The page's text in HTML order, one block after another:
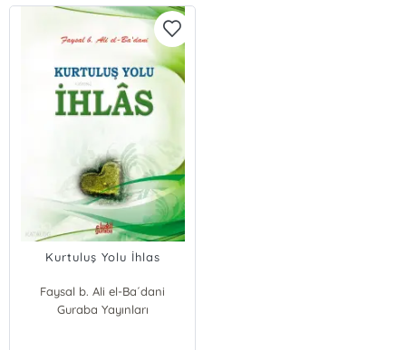
Kurtuluş Yolu İhlas
Faysal b. Ali el-Ba´dani
Guraba Yayınları